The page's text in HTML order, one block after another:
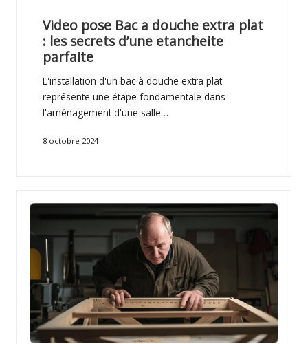
Video pose Bac a douche extra plat
: les secrets d’une etancheite
parfaite
L'installation d'un bac à douche extra plat
représente une étape fondamentale dans
l'aménagement d'une salle…
8 octobre 2024